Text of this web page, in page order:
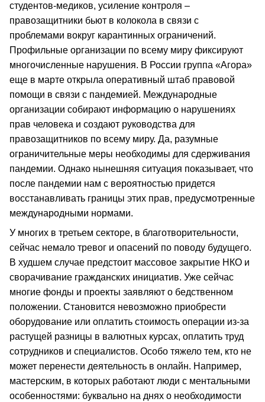
студентов-медиков, усиление контроля –
правозащитники бьют в колокола в связи с
проблемами вокруг карантинных ограничений.
Профильные организации по всему миру фиксируют
многочисленные нарушения. В России группа «Агора»
еще в марте открыла оперативный штаб правовой
помощи в связи с пандемией. Международные
организации собирают информацию о нарушениях
прав человека и создают руководства для
правозащитников по всему миру. Да, разумные
ограничительные меры необходимы для сдерживания
пандемии. Однако нынешняя ситуация показывает, что
после пандемии нам с вероятностью придется
восстанавливать границы этих прав, предусмотренные
международными нормами.
У многих в третьем секторе, в благотворительности,
сейчас немало тревог и опасений по поводу будущего.
В худшем случае предстоит массовое закрытие НКО и
сворачивание гражданских инициатив. Уже сейчас
многие фонды и проекты заявляют о бедственном
положении. Становится невозможно приобрести
оборудование или оплатить стоимость операции из-за
растущей разницы в валютных курсах, оплатить труд
сотрудников и специалистов. Особо тяжело тем, кто не
может перенести деятельность в онлайн. Например,
мастерским, в которых работают люди с ментальными
особенностями: буквально на днях о необходимости